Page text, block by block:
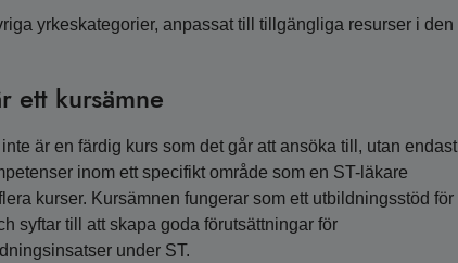
yrkeskategorier, anpassat till tillgängliga resurser i den
ett kursämne
är en färdig kurs som det går att ansöka till, utan endast
inom ett specifikt område som en ST-läkare
kurser. Kursämnen fungerar som ett utbildningsstöd för
syftar till att skapa goda förutsättningar för
under ST.